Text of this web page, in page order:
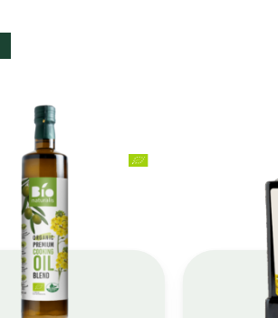
Rafinuotas rapsų aliejus yra
marinatams. Kaip ir gaminamo
gamintojas gali turėti savo unikalų
Kur naudojamas rapsų
Rapsų aliejus yra itin lengvos ir
kepsnius, pagaminsite ryškaus
sviesto, sumažinant sočiųjų
konkurencinga, nenuostabu, kad
kokybės pirmojo spaudimo
aliejus gali būti naudojamas
204 ºC. Smilkimo taškas yra
aliejų kepimui? Saulėgrąžų
temperatūros, tai ir bus
rafinuotumas. Kuo rafinuotesnis